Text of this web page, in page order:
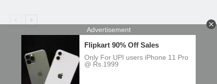
© Spacesnews • სფეისნიუსი